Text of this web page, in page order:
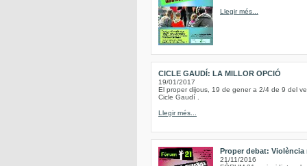
Llegir més...
CICLE GAUDÍ: LA MILLOR OPCIÓ
19/01/2017
El proper dijous, 19 de gener a 2/4 de 9 del
Cicle Gaudí .
Llegir més...
Proper debat:
21/11/2016